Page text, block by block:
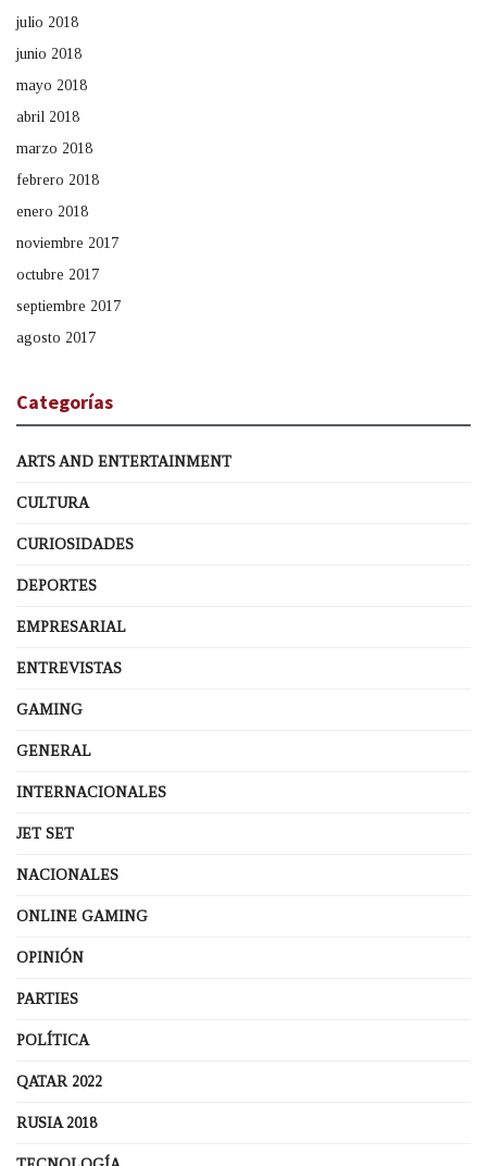
julio 2018
junio 2018
mayo 2018
abril 2018
marzo 2018
febrero 2018
enero 2018
noviembre 2017
octubre 2017
septiembre 2017
agosto 2017
Categorías
ARTS AND ENTERTAINMENT
CULTURA
CURIOSIDADES
DEPORTES
EMPRESARIAL
ENTREVISTAS
GAMING
GENERAL
INTERNACIONALES
JET SET
NACIONALES
ONLINE GAMING
OPINIÓN
PARTIES
POLÍTICA
QATAR 2022
RUSIA 2018